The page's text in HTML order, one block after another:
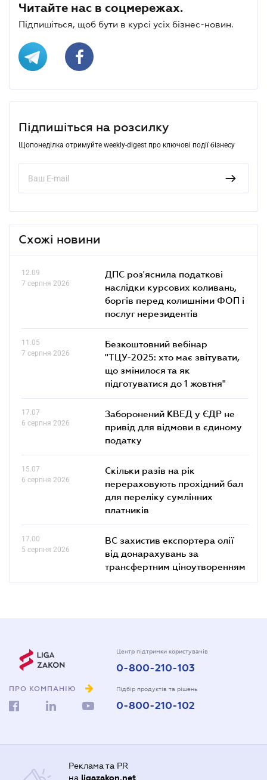
Читайте нас в соцмережах.
Підпишіться, щоб бути в курсі усіх бізнес-новин.
Підпишіться на розсилку
Щопонеділка отримуйте weekly-digest про ключові події бізнесу
Схожі новини
12.09
7 серпня 2026
ДПС роз'яснила податкові
наслідки курсових коливань,
боргів перед колишніми ФОП і
послуг нерезидентів
11.05
7 серпня 2026
Безкоштовний вебінар
"ТЦУ-2025: хто має звітувати,
що змінилося та як
підготуватися до 1 жовтня"
17.07
6 серпня 2026
Заборонений КВЕД у ЄДР не
привід для відмови в єдиному
податку
15.07
6 серпня 2026
Скільки разів на рік
перераховують прохідний бал
для переліку сумлінних
платників
17.00
5 серпня 2026
ВС захистив експортера олії
від донарахувань за
трансфертним ціноутворенням
ПРО КОМПАНІЮ
Центр підтримки користувачів
0-800-210-103
Підбір продуктів та рішень
0-800-210-102
Реклама та PR
на ligazakon.net